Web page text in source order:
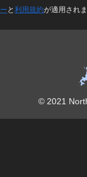
ー と 利用規約が適用されま
© 2021